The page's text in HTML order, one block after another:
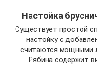
Настойка
Существует простой
настойку с
считаются мощными
Рябина содержит